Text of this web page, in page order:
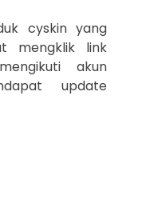
cyskin yang
mengklik link
akun
update